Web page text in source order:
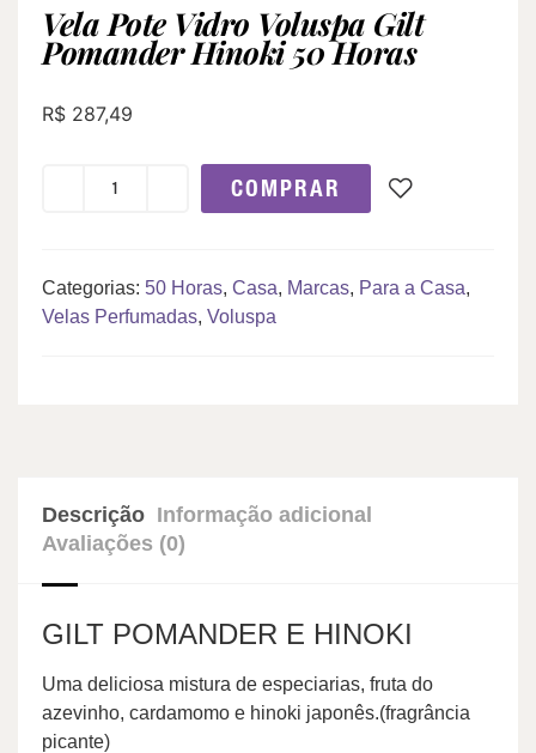
Vela Pote Vidro Voluspa Gilt
Pomander Hinoki 50 Horas
R$ 287,49
COMPRAR
Categorias: 50 Horas, Casa, Marcas, Para a Casa,
Velas Perfumadas, Voluspa
Descrição Informação adicional
Avaliações (0)
GILT POMANDER E HINOKI
Uma deliciosa mistura de especiarias, fruta do
azevinho, cardamomo e hinoki japonês.(fragrância
picante)